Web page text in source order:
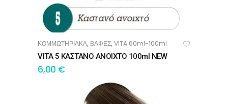
ΠΡΟΣΘΉΚΗ ΣΤΟ ΚΑΛΆΘΙ
ΚΟΜΜΩΤΗΡΙΑΚΑ, ΒΑΦΕΣ, VITA 60ml-100ml
VITA 5 ΚΑΣΤΑΝΟ ΑΝΟΙΧΤΟ 100ml NEW
6,00 €